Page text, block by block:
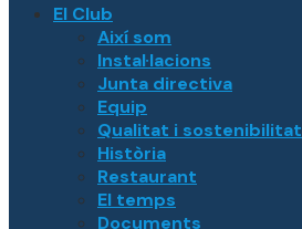
El Club
Així som
Instal·lacions
Junta directiva
Equip
Qualitat i sostenibilitat
Història
Restaurant
El temps
Documents